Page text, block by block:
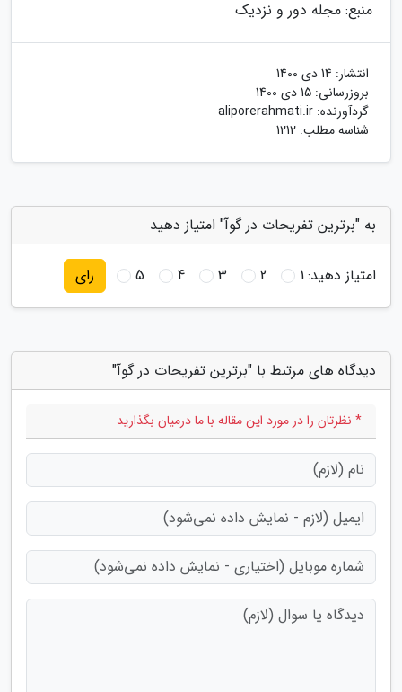
منبع: مجله دور و نزدیک
انتشار: 14 دی 1400
بروزرسانی: 15 دی 1400
گردآورنده: aliporerahmati.ir
شناسه مطلب: 1212
به "برترین تفریحات در گوآ" امتیاز دهید
امتیاز دهید:1
2
3
4
5 رای
دیدگاه های مرتبط با "برترین تفریحات در گوآ"
* نظرتان را در مورد این مقاله با ما درمیان بگذارید